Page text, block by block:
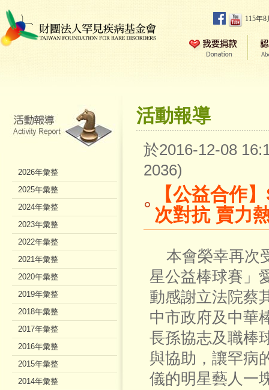
115年
活動報導
於2016-12-08
2036)
【公益合作
次對抗 賣力
本會榮幸再次
星公益棒球賽」
動感謝立法院蔡
中市政府及中華
長孫協志及職棒
與協助，讓罕病
儀的明星藝人一
2026年彙整
2025年彙整
2024年彙整
2023年彙整
2022年彙整
2021年彙整
2020年彙整
2019年彙整
2018年彙整
2017年彙整
2016年彙整
2015年彙整
2014年彙整